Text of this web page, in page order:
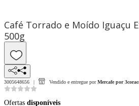
Café Torrado e Moído Iguaçu
500g
3005648656 Vendido e entregue por Mercafe por
Ofertas disponíveis